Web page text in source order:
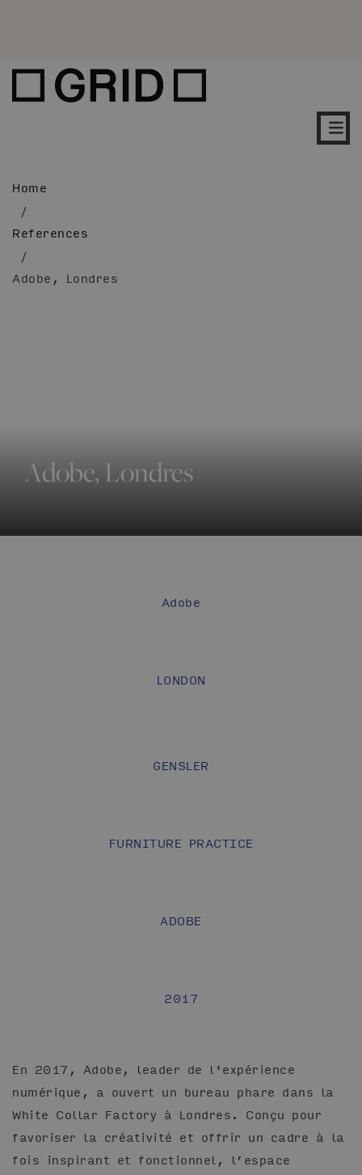
Home
/
References
/
Adobe, Londres
Adobe, Londres
Adobe
LONDON
GENSLER
FURNITURE PRACTICE
ADOBE
2017
En 2017, Adobe, leader de l'expérience
numérique, a ouvert un bureau phare dans la
White Collar Factory à Londres. Conçu pour
favoriser la créativité et offrir un cadre à la
fois inspirant et fonctionnel, l’espace